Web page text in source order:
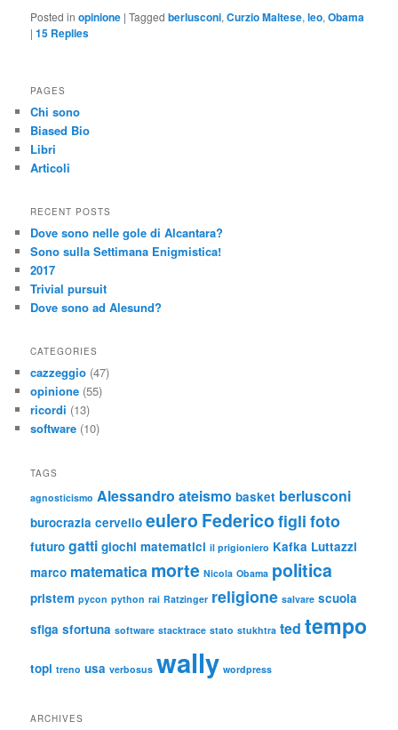
Posted in opinione |Tagged berlusconi,Curzio Maltese,leo,Obama
|15 Replies
PAGES
Chi sono
Biased Bio
Libri
Articoli
RECENT POSTS
Dove sono nelle gole di Alcantara?
Sono sulla Settimana Enigmistica!
2017
Trivial pursuit
Dove sono ad Alesund?
CATEGORIES
cazzeggio (47)
opinione (55)
ricordi (13)
software (10)
TAGS
agnosticismo Alessandro ateismo basket berlusconi
burocrazia cervello eulero Federico figli foto
futuro gatti giochi matematici il prigioniero Kafka Luttazzi
marco matematica morte Nicola Obama politica
pristem pycon python rai Ratzinger religione salvare scuola
sfiga sfortuna software stacktrace stato stukhtra ted tempo
topi treno usa verbosus wally wordpress
ARCHIVES